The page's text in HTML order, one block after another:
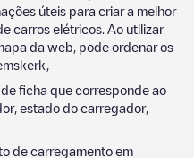
úteis para criar a melhor
carros elétricos. Ao utilizar
da web, pode ordenar os
ficha que corresponde ao
estado do carregador,
de carregamento em